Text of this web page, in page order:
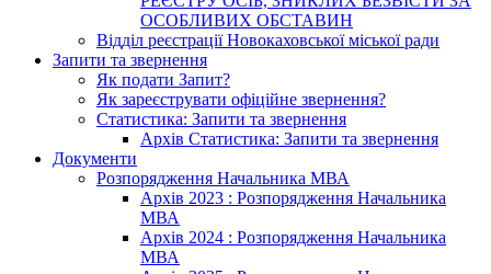
ОСОБЛИВИХ ОБСТАВИН
Відділ реєстрації Новокаховської міської ради
Запити та звернення
Як подати Запит?
Як зареєструвати офіційне звернення?
Статистика: Запити та звернення
Архів Статистика: Запити та звернення
Документи
Розпорядження Начальника МВА
Архів 2023 : Розпорядження Начальника
МВА
Архів 2024 : Розпорядження Начальника
МВА